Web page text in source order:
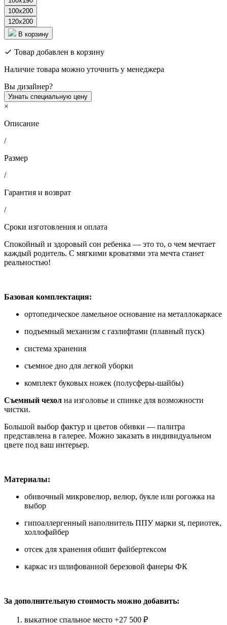
100x200
120x200
В корзину
Товар добавлен в корзину
Наличие товара можно уточнить у менеджера
Вы дизайнер?
Узнать специальную цену
×
Описание
/
Размер
/
Гарантия и возврат
/
Сроки изготовления и оплата
Спокойный и здоровый сон ребенка — это то, о чем мечтает
каждый родитель. С мягкими кроватями эта мечта станет
реальностью!
Базовая комплектация:
ортопедическое ламельное основание на металлокаркасе
подъемный механизм с газлифтами (плавный пуск)
система хранения
съемное дно для легкой уборки
комплект буковых ножек (полусферы-шайбы)
Съемный чехол на изголовье и спинке для возможности
чистки.
Большой выбор фактур и цветов обивки — палитра
представлена в галерее. Можно заказать в индивидуальном
цвете под ваш интерьер.
Материалы:
обивочный микровелюр, велюр, букле или рогожка на
выбор
гипоаллергенный наполнитель ППУ марки st, периотек,
холлофайбер
отсек для хранения обшит файбертексом
каркас из шлифованной березовой фанеры ФК
За дополнительную стоимость можно добавить:
выкатное спальное место +27 500 ₽